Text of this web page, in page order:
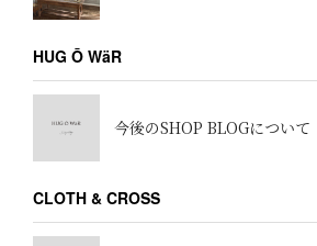
HUG Ō WäR
今後のSHOP BLOGについて
CLOTH & CROSS